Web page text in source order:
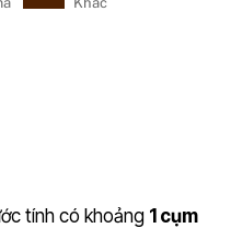
tính có khoảng 1 cụm